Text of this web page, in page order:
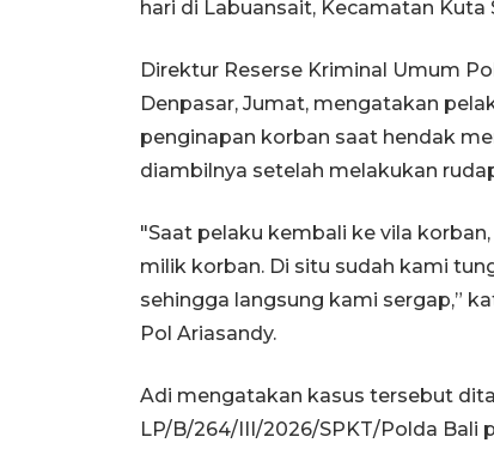
hari di Labuansait, Kecamatan Kuta
Direktur Reserse Kriminal Umum
Denpasar, Jumat, mengatakan
penginapan korban saat hendak
diambilnya setelah melakukan
"Saat pelaku kembali ke vila
milik korban. Di situ sudah kami
sehingga langsung kami sergap,”
Pol Ariasandy.
Adi mengatakan kasus tersebut
LP/B/264/III/2026/SPKT/Polda Bali